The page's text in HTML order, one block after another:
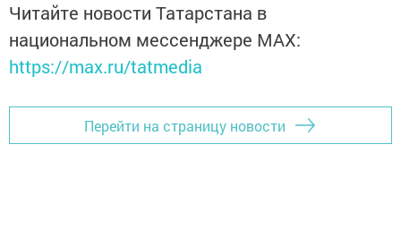
Читайте новости Татарстана в
национальном мессенджере MАХ:
https://max.ru/tatmedia
Перейти на страницу новости